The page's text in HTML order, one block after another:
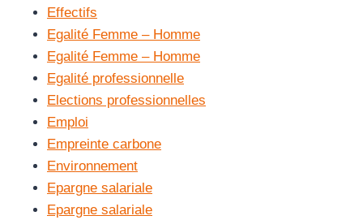
Effectifs
Egalité Femme – Homme
Egalité Femme – Homme
Egalité professionnelle
Elections professionnelles
Emploi
Empreinte carbone
Environnement
Epargne salariale
Epargne salariale